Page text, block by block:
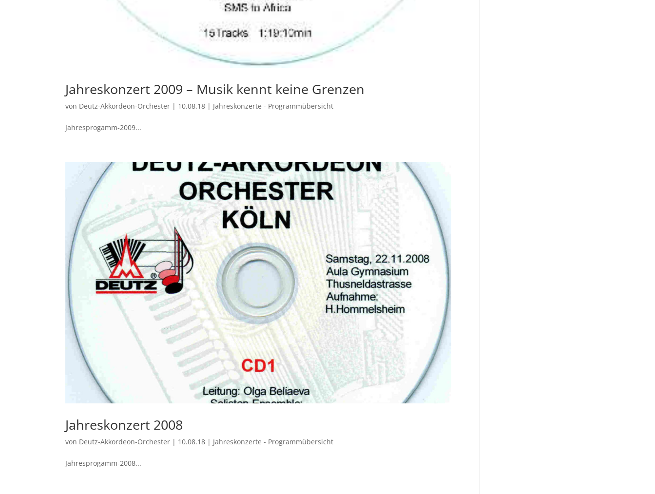
Jahreskonzert 2009 – Musik kennt keine Grenzen
von Deutz-Akkordeon-Orchester | 10.08.18 | Jahreskonzerte - Programmübersicht
Jahresprogamm-2009...
Jahreskonzert 2008
von Deutz-Akkordeon-Orchester | 10.08.18 | Jahreskonzerte - Programmübersicht
Jahresprogamm-2008...